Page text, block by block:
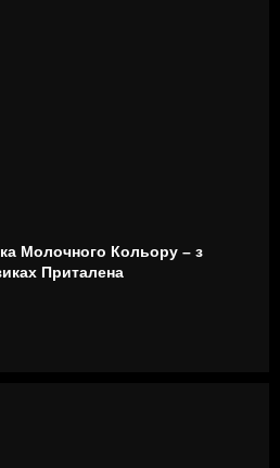
Молочного Кольору – з
Приталена